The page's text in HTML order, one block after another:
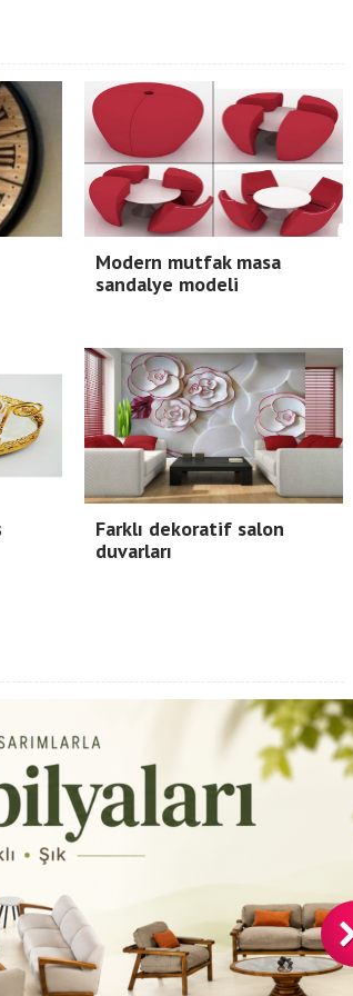
Modern mutfak masa
sandalye modeli
Farklı dekoratif salon
duvarları